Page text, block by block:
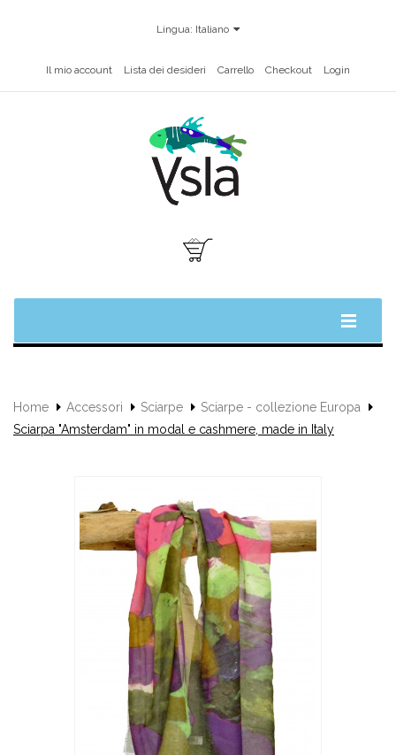
Lingua: Italiano
Il mio account Lista dei desideri Carrello Checkout Login
Home Accessori Sciarpe
Sciarpe - collezione Europa
Sciarpa "Amsterdam" in modal e cashmere, made in Italy